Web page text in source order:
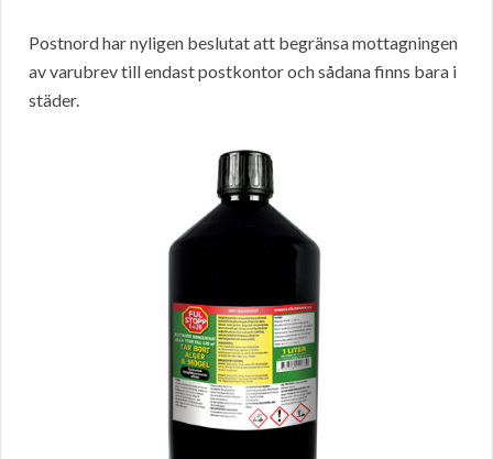
Postnord har nyligen beslutat att begränsa mottagningen
av varubrev till endast postkontor och sådana finns bara i
städer.